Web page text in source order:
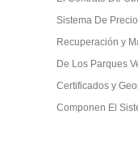
Sistema De
Recuperación y
De Los Parques
Certificados y
Componen El